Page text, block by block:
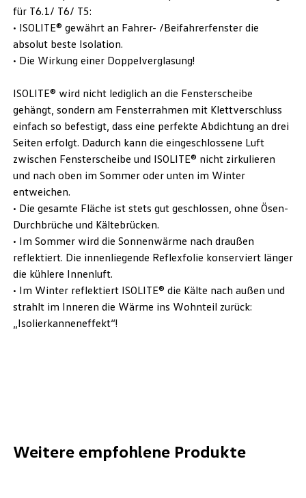
für T6.1/ T6/ T5:
• ISOLITE® gewährt an Fahrer- /Beifahrerfenster die
absolut beste Isolation.
• Die Wirkung einer Doppelverglasung!
ISOLITE® wird nicht lediglich an die Fensterscheibe
gehängt, sondern am Fensterrahmen mit Klettverschluss
einfach so befestigt, dass eine perfekte Abdichtung an drei
Seiten erfolgt. Dadurch kann die eingeschlossene Luft
zwischen Fensterscheibe und ISOLITE® nicht zirkulieren
und nach oben im Sommer oder unten im Winter
entweichen.
• Die gesamte Fläche ist stets gut geschlossen, ohne Ösen-
Durchbrüche und Kältebrücken.
• Im Sommer wird die Sonnenwärme nach draußen
reflektiert. Die innenliegende Reflexfolie konserviert länger
die kühlere Innenluft.
• Im Winter reflektiert ISOLITE® die Kälte nach außen und
strahlt im Inneren die Wärme ins Wohnteil zurück:
„Isolierkanneneffekt“!
Weitere empfohlene Produkte